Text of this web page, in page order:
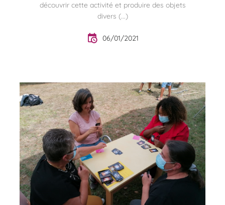
découvrir cette activité et produire des objets
divers (...)
06/01/2021